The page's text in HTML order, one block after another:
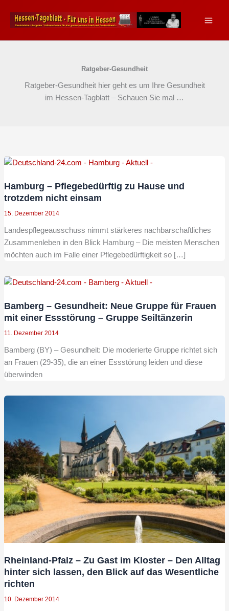
Inhalt
springen
Ratgeber-Gesundheit
Ratgeber-Gesundheit hier geht es um Ihre Gesundheit
im Hessen-Tagblatt – Schauen Sie mal …
Hamburg – Pflegebedürftig zu Hause und
trotzdem nicht einsam
15. Dezember 2014
Landespflegeausschuss nimmt stärkeres nachbarschaftliches
Zusammenleben in den Blick Hamburg – Die meisten Menschen
möchten auch im Falle einer Pflegebedürftigkeit so […]
Bamberg – Gesundheit: Neue Gruppe für Frauen
mit einer Essstörung – Gruppe Seiltänzerin
11. Dezember 2014
Bamberg (BY) – Gesundheit: Die moderierte Gruppe richtet sich
an Frauen (29-35), die an einer Essstörung leiden und diese
überwinden
Rheinland-Pfalz – Zu Gast im Kloster – Den Alltag
hinter sich lassen, den Blick auf das Wesentliche
richten
10. Dezember 2014